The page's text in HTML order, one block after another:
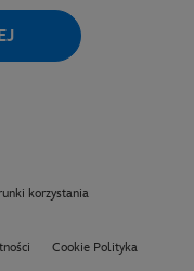
korzystania
Cookie Polityka